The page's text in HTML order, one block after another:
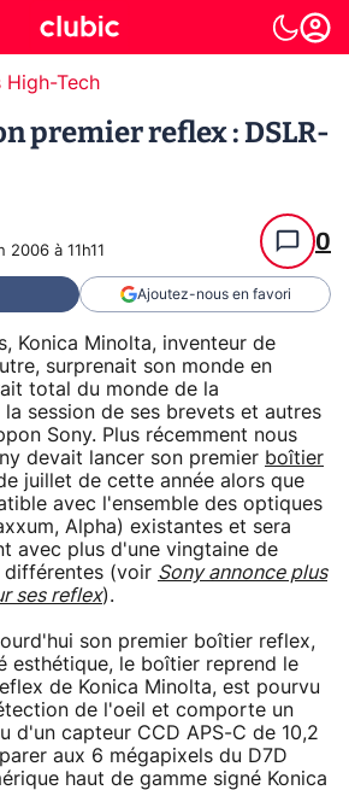
High-Tech
premier reflex : DSLR-
2006 à 11h11 0
Ajoutez-nous en favori
Konica Minolta, inventeur de
surprenait son monde en
total du monde de la
session de ses brevets et autres
Sony. Plus récemment nous
devait lancer son premier boîtier
juillet de cette année alors que
avec l'ensemble des optiques
Alpha) existantes et sera
avec plus d'une vingtaine de
différentes (voir Sony annonce plus
ses reflex).
son premier boîtier reflex,
esthétique, le boîtier reprend le
de Konica Minolta, est pourvu
de l'oeil et comporte un
d'un capteur CCD APS-C de 10,2
aux 6 mégapixels du D7D
haut de gamme signé Konica